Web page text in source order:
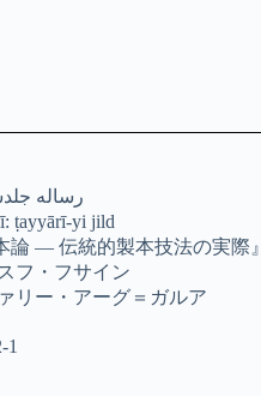
رساله
ṭayyārī-yi jild
論 ― 伝統的製本技法の実際』
フ・フサイン
リー・アーグ＝ガルア
1